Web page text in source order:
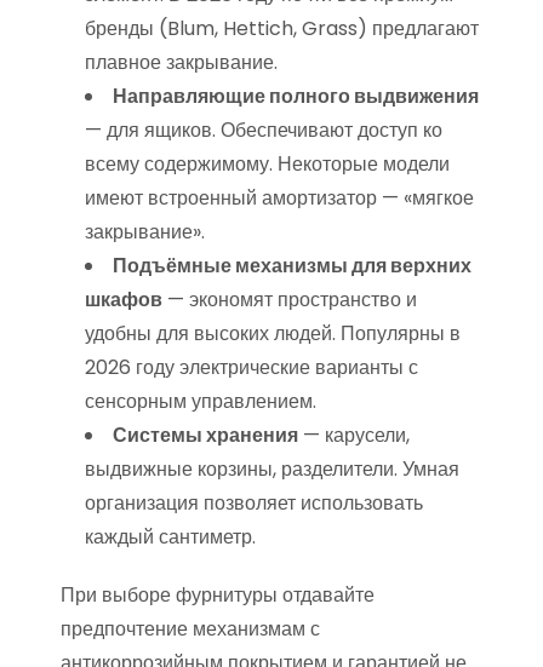
бренды (Blum, Hettich, Grass) предлагают
плавное закрывание.
Направляющие полного выдвижения
— для ящиков. Обеспечивают доступ ко
всему содержимому. Некоторые модели
имеют встроенный амортизатор — «мягкое
закрывание».
Подъёмные механизмы для верхних
шкафов — экономят пространство и
удобны для высоких людей. Популярны в
2026 году электрические варианты с
сенсорным управлением.
Системы хранения — карусели,
выдвижные корзины, разделители. Умная
организация позволяет использовать
каждый сантиметр.
При выборе фурнитуры отдавайте
предпочтение механизмам с